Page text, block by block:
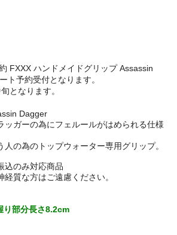
FXXX ハンドメイドグリップ Assassin
ト予約受付となります。
となります。
Dagger
ッガーの為にフェルールがはめられる仕様
の為のトップウォーター専用グリップ。
込のみ対応商品
質な方はご遠慮ください。
り部分長さ8.2cm